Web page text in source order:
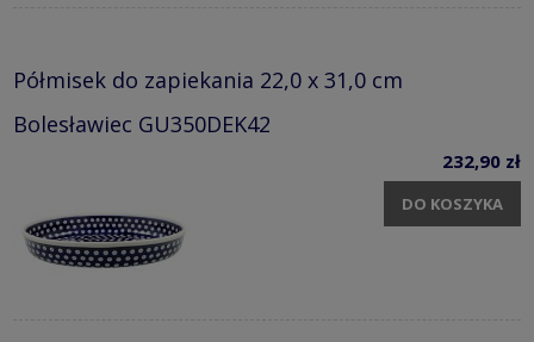
Półmisek do zapiekania 22,0 x 31,0 cm
Bolesławiec GU350DEK42
232,90 zł
DO KOSZYKA